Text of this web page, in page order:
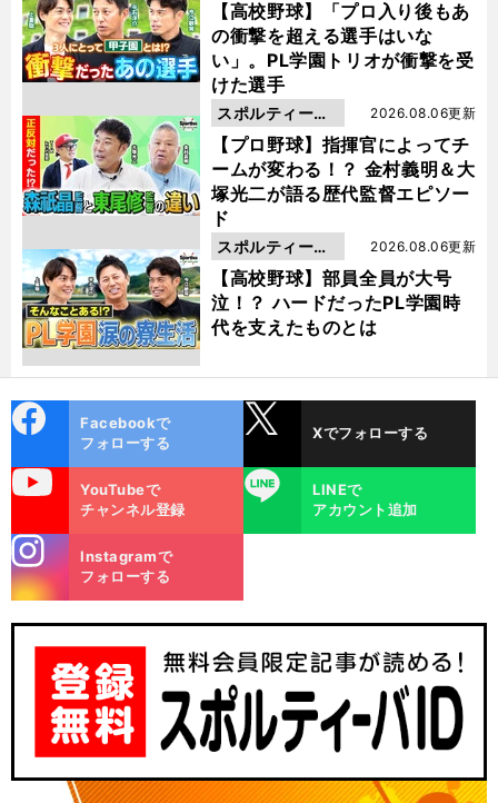
【高校野球】「プロ入り後もあ
の衝撃を超える選手はいな
い」。PL学園トリオが衝撃を受
けた選手
動画
【プロ野球】指揮官によってチ
ームが変わる！？ 金村義明＆大
塚光二が語る歴代監督エピソー
ド
2026.08.06更新
スポルティーバ
動画
【高校野球】部員全員が大号
泣！？ ハードだったPL学園時
代を支えたものとは
2026.08.06更新
スポルティーバ
動画
ok
Facebookで
フォローする
Xでフォローする
YouTubeで
チャンネル登録
LINE
LINEで
アカウント追加
m
Instagramで
フォローする